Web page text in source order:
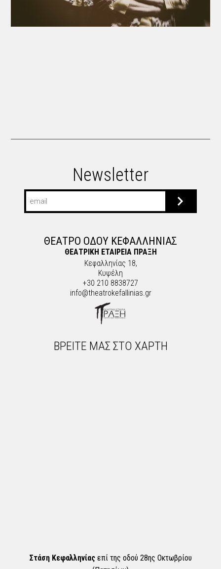
Newsletter
ΘΕΑΤΡΟ ΟΔΟΥ ΚΕΦΑΛΛΗΝΙΑΣ
ΘΕΑΤΡΙΚΗ ΕΤΑΙΡΕΙΑ ΠΡΑΞΗ
Κεφαλληνίας 18,
Κυψέλη
+30 210 8838727
info@theatrokefallinias.gr
ΒΡΕΙΤΕ ΜΑΣ ΣΤΟ ΧΑΡΤΗ
Στάση Κεφαλληνίας επί της οδού 28ης Οκτωβρίου